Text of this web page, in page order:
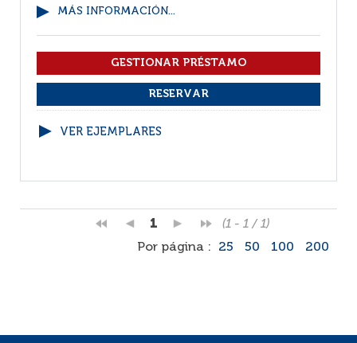
MÁS INFORMACIÓN...
VER EJEMPLARES
1
(1 - 1 / 1)
Por página :
25 50 100 200